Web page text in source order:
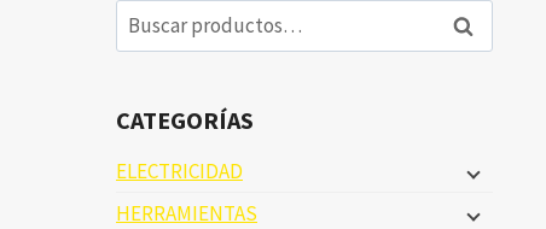
Buscar
por:
Buscar
CATEGORÍAS
ELECTRICIDAD
HERRAMIENTAS